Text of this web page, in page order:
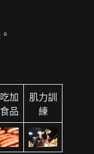
加
品
肌力訓
練